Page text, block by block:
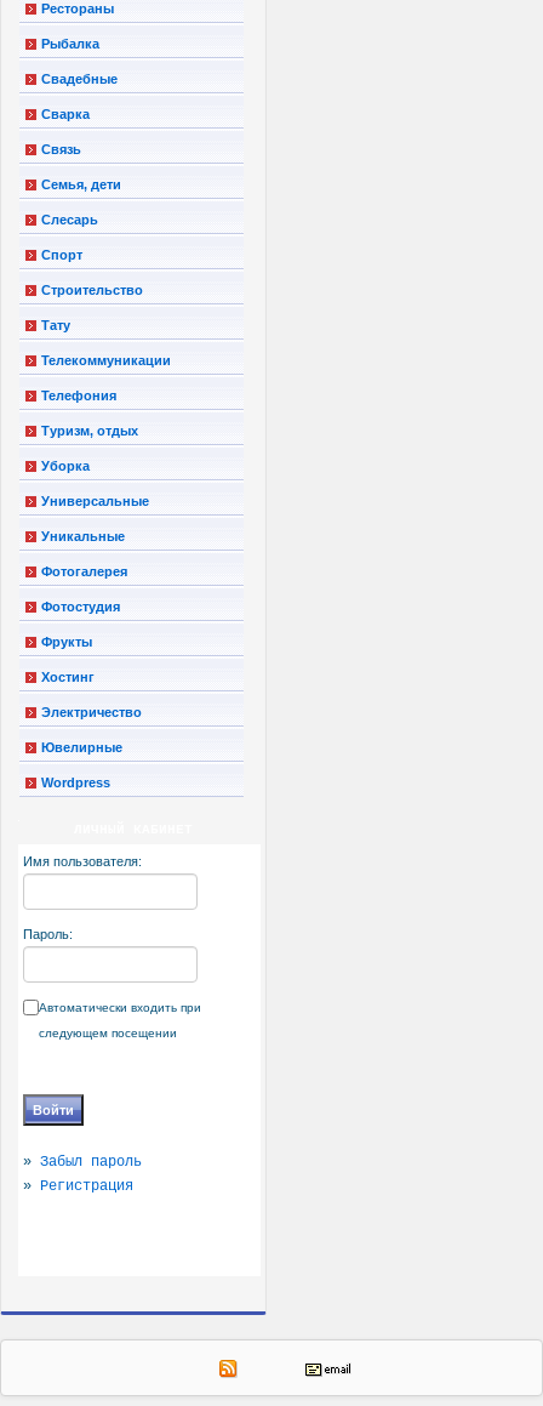
Рестораны
Рыбалка
Свадебные
Сварка
Связь
Семья, дети
Слесарь
Спорт
Строительство
Тату
Телекоммуникации
Телефония
Туризм, отдых
Уборка
Универсальные
Уникальные
Фотогалерея
Фотостудия
Фрукты
Хостинг
Электричество
Ювелирные
Wordpress
Имя пользователя:
Пароль:
Автоматически входить при
следующем посещении
» Забыл пароль
» Регистрация